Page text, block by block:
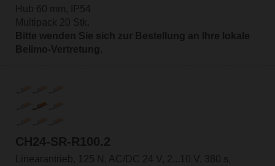
Hub 60 mm, IP54
Multipack 20 Stk.
Bitte wenden Sie sich zur Bestellung an Ihre lokale
Belimo-Vertretung.
CH24-SR-R100.2
Linearantrieb, 125 N, AC/DC 24 V, 2...10 V, 380 s,